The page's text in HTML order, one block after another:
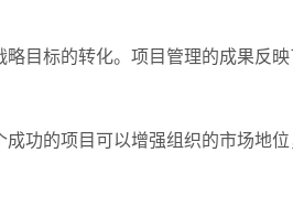
目标的转化。项目管理的成果反
功的项目可以增强组织的市场地